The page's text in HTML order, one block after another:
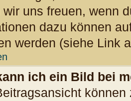
wir uns freuen, wenn
dazu können
werden (siehe Link
ich ein Bild bei